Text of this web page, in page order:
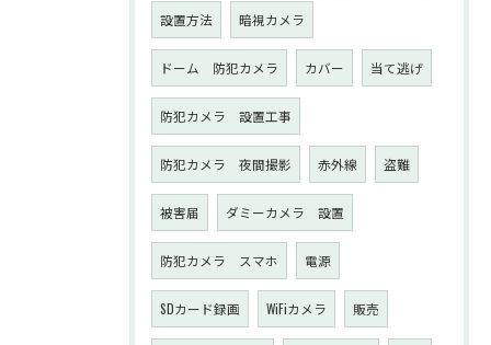
設置方法 暗視カメラ
ドーム 防犯カメラ カバー 当て逃げ
防犯カメラ 設置工事
防犯カメラ 夜間撮影 赤外線 盗難
被害届 ダミーカメラ 設置
防犯カメラ スマホ 電源
SDカード録画 WiFiカメラ 販売